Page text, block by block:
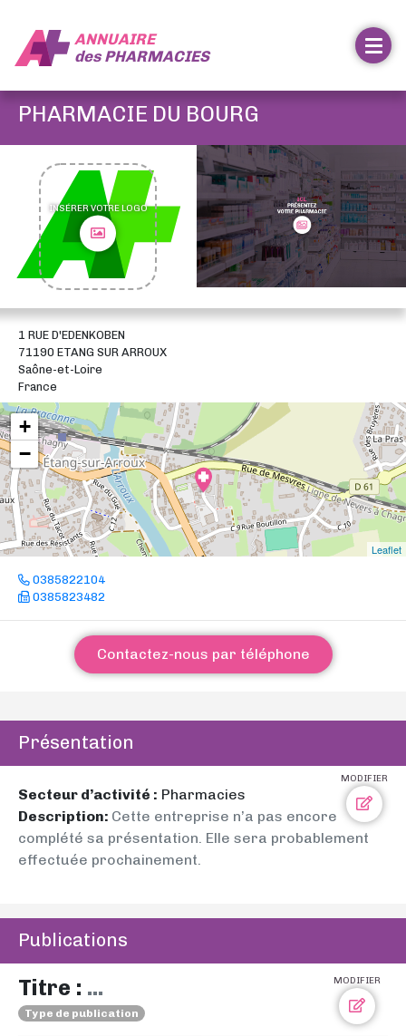
ANNUAIRE
desPHARMACIES
PHARMACIE DU BOURG
INSÉRER VOTRE LOGO
1 RUE D'EDENKOBEN
71190 ETANG SUR ARROUX
Saône-et-Loire
France
+
−
Leaflet
0385822104
0385823482
Contactez-nous par téléphone
Présentation
MODIFIER
Secteur d’activité : Pharmacies
Description: Cette entreprise n’a pas encore
complété sa présentation. Elle sera probablement
effectuée prochainement.
Publications
MODIFIER
Titre : ...
Type de publication